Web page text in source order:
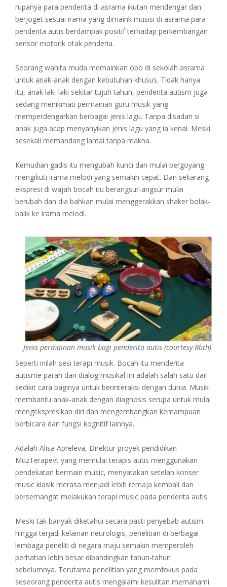
rupanya para penderita di asrama ikutan mendengar dan
berjoget sesuai irama yang dimaink musisi di asrama para
penderita autis berdampak positif terhadap perkembangan
sensor motorik otak penderia.
Seorang wanita muda memainkan obo di sekolah asrama
untuk anak-anak dengan kebutuhan khusus. Tidak hanya
itu, anak laki-laki sekitar tujuh tahun, penderita autism juga
sedang menikmati permainan guru musik yang
memperdengarkan berbagai jenis lagu. Tanpa disadari si
anak juga acap menyanyikan jenis lagu yang ia kenal. Meski
sesekali memandang lantai tanpa makna.
Kemudian gadis itu mengubah kunci dan mulai bergoyang
mengikuti irama melodi yang semakin cepat. Dan sekarang
ekspresi di wajah bocah itu berangsur-angsur mulai
berubah dan dia bahkan mulai menggerakkan shaker bolak-
balik ke irama melodi.
Jenis permainan musik bagi penderita autis (courtesy Rbth)
Seperti inilah sesi terapi musik. Bocah itu menderita
autisme parah dan dialog musikal ini adalah salah satu dari
sedikit cara baginya untuk berinteraksi dengan dunia. Musik
membantu anak-anak dengan diagnosis serupa untuk mulai
mengekspresikan diri dan mengembangkan kemampuan
berbicara dan fungsi kognitif lainnya.
Adalah Alisa Apreleva, Direktur proyek pendidikan
MuzTerapevt yang memulai terapis autis menggunakan
pendekatan bermain music, menyatakan setelah konser
music klasik merasa menjadi lebih remaja kembali dan
bersemangat melakukan terapi music pada penderita autis.
Meski tak banyak diketahui secara pasti penyebab autism
hingga terjadi kelainan neurologis, penelitian di berbagai
lembaga peneliti di negara maju semakin memperoleh
perhatian lebih besar dibandingkan tahun-tahun
sebelumnya. Terutama penelitian yang memfokus pada
seseorang penderita autis mengalami kesulitan memahami